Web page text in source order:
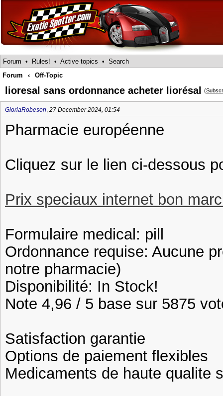
Forum • Rules! • Active topics • Search
Forum
‹ Off-Topic
lioresal sans ordonnance acheter liorésal (
GloriaRobeson, 27 December 2024, 01:54
Pharmacie européenne
Cliquez sur le lien ci-dessous
Prix speciaux internet bon
Formulaire medical: pill
Ordonnance requise: Aucune
notre pharmacie)
Disponibilité: In Stock!
Note 4,96 / 5 base sur 5875
Satisfaction garantie
Options de paiement flexibles
Medicaments de haute qualite